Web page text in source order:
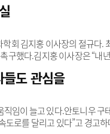
광고안내
없는 정도로 진행된 상황 묘
9월 의료법 개정에 따라 일
부터는 전신마취..
회 김지홍 이사장의 절규다.
구했다.김지홍 이사장은 “내
되는 양상이다.데일리메디가
. 즉 병원 한 곳 당 1년 차 전공
다 분위기가 무겁다”고..
도 관심을
임이 늘고 있다.안토니우 구
로를 달리고 있다”고 경고